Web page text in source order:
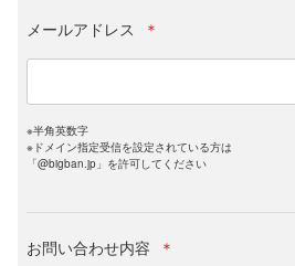
メールアドレス ＊
※半角英数字
※ドメイン指定受信を設定されている方は
「@bigban.jp」を許可してください
お問い合わせ内容 ＊